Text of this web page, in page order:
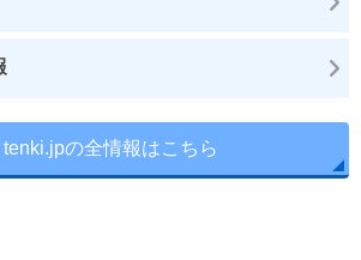
tenki.jpの全情報はこちら